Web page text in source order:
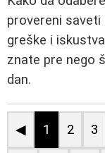
provereni saveti
greške i
znate pre nego
dan.
◀ 1 2 3